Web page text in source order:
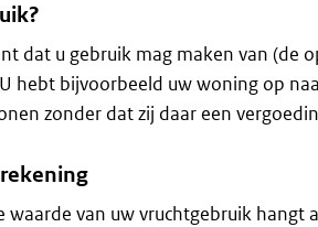
dat u gebruik mag maken van (de
hebt bijvoorbeeld uw woning op
zonder dat zij daar een
waarde van uw vruchtgebruik hangt